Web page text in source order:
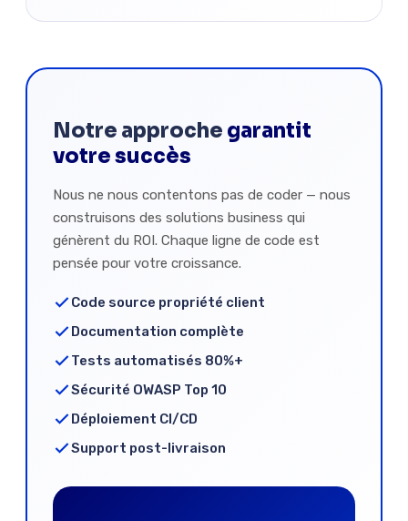
Notre approche garantit
votre succès
Nous ne nous contentons pas de coder — nous
construisons des solutions business qui
génèrent du ROI. Chaque ligne de code est
pensée pour votre croissance.
Code source propriété client
Documentation complète
Tests automatisés 80%+
Sécurité OWASP Top 10
Déploiement CI/CD
Support post-livraison